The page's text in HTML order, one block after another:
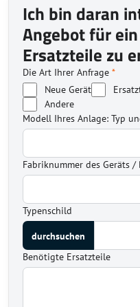
Ich bin daran
Angebot für
Ersatzteile zu
Die Art Ihrer Anfrage *
Neue Gerät
Andere
Modell Ihres Anlage: Typ
Fabriknummer des Geräts /
Typenschild
Benötigte Ersatzteile